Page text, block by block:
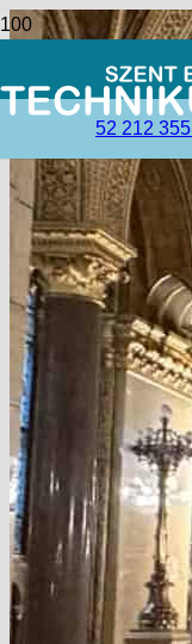
52 212 355